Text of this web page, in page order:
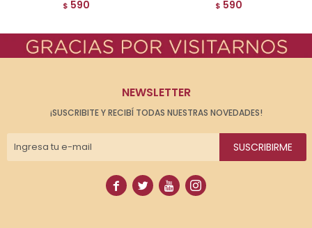
$ 590 $ 590
NEWSLETTER
¡SUSCRIBITE Y RECIBÍ TODAS NUESTRAS NOVEDADES!
SUSCRIBIRME
   